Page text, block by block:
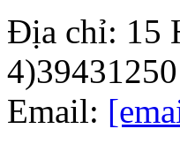
Địa chỉ: 15
Email: